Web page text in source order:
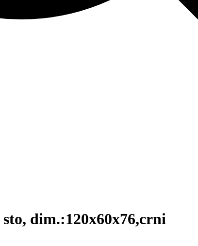
dim.:120x60x76,crni